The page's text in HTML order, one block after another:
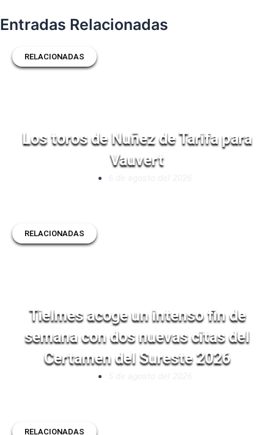
Entradas Relacionadas
RELACIONADAS
Los toros de Nuñez de Tarifa para
Vauvert
RELACIONADAS
Tielmes acoge un intenso fin de
semana con dos nuevas citas del
Certamen del Sureste 2026
RELACIONADAS